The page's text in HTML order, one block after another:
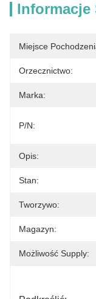
Informacje
Miejsce
Orzecznictwo:
Marka:
P/N:
Opis:
Stan:
Tworzywo:
Magazyn:
Możliwość Supply: